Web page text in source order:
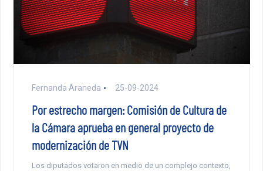
Fernanda Araneda 25-09-2024
Por estrecho margen: Comisión de Cultura de
la Cámara aprueba en general proyecto de
modernización de TVN
Los diputados votaron en medio de un complejo contexto,